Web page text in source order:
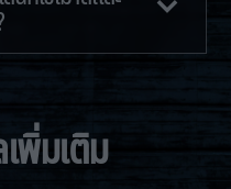
พิ่มเติม